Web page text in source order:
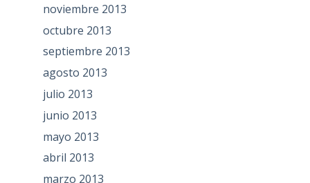
noviembre 2013
octubre 2013
septiembre 2013
agosto 2013
julio 2013
junio 2013
mayo 2013
abril 2013
marzo 2013